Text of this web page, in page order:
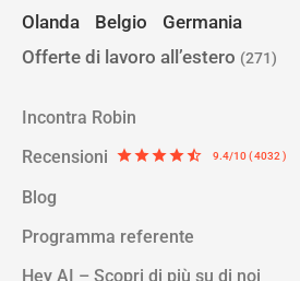
Olanda Belgio
Germania
Offerte di lavoro all’estero (271)
Incontra Robin
Recensioni starstarstarstarstar_half 9.4/10 ( 4032 )
Blog
Programma referente
Hey AI – Scopri di più su di noi